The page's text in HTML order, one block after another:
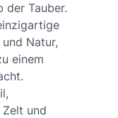
der Tauber.
Natur,
einem
und